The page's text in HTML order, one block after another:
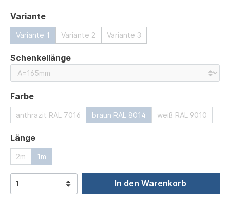
Varianteauswählen
Variante 1 Variante 2 Variante 3
Schenkellängeauswählen
Farbeauswählen
anthrazit RAL 7016 braun RAL 8014 weiß RAL 9010
Längeauswählen
2m 1m
In den Warenkorb